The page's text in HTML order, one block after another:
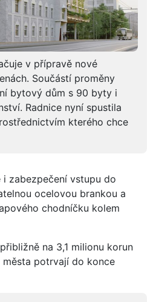
v přípravě nové
Součástí proměny
bytový dům s 90 byty i
Radnice nyní spustila
kterého chce
zabezpečení vstupu do
ocelovou brankou a
chodníčku kolem
na 3,1 milionu korun
města potrvají do konce